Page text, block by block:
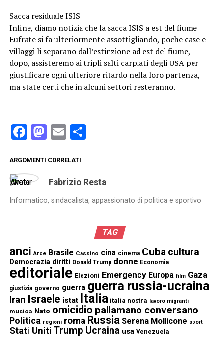
Sacca residuale ISIS
Infine, diamo notizia che la sacca ISIS a est del fiume
Eufrate si fa ulteriormente assottigliando, poche case e
villaggi li separano dall’estinzione ad est del fiume,
dopo, assisteremo ai tripli salti carpiati degli USA per
giustificare ogni ulteriore ritardo nella loro partenza,
ma state certi che in alcuni settori resteranno.
Facebook
Mastodon
EmailCondividi
ARGOMENTI CORRELATI:
Fabrizio Resta
Informatico, sindacalista, appassionato di politica e sportivo
TAG
anci Arce Brasile Cassino cina cinema Cuba cultura
Democrazia diritti Donald Trump donne Economia
editoriale Elezioni Emergency Europa film Gaza
giustizia governo guerra guerra russia-ucraina
Iran Israele istat Italia italia nostra lavoro migranti
musica Nato omicidio pallamano conversano
Politica regioni roma Russia Serena Mollicone sport
Stati Uniti Trump Ucraina usa Venezuela